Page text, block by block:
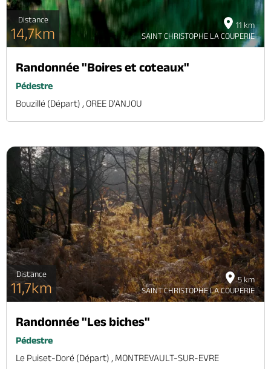
11 km
SAINT CHRISTOPHE LA COUPERIE
Distance
14,7km
Randonnée "Boires et coteaux"
Pédestre
Bouzillé (départ) , OREE D'ANJOU
5 km
SAINT CHRISTOPHE LA COUPERIE
Distance
11,7km
Randonnée "Les biches"
Pédestre
Le Puiset-Doré (départ) , MONTREVAULT-SUR-EVRE